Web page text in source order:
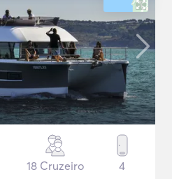
18 Cruzeiro 4